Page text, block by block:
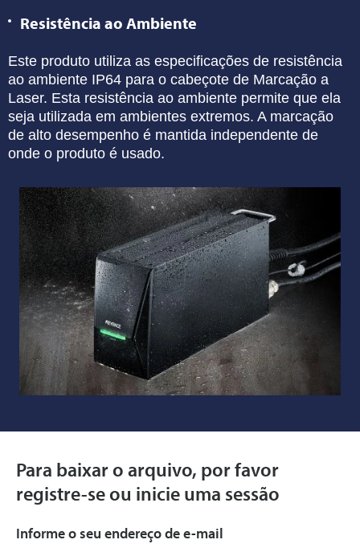
Resistência ao Ambiente
Este produto utiliza as especificações de resistência
ao ambiente IP64 para o cabeçote de Marcação a
Laser. Esta resistência ao ambiente permite que ela
seja utilizada em ambientes extremos. A marcação
de alto desempenho é mantida independente de
onde o produto é usado.
Para baixar o arquivo, por favor
registre-se ou inicie uma sessão
Informe o seu endereço de e-mail